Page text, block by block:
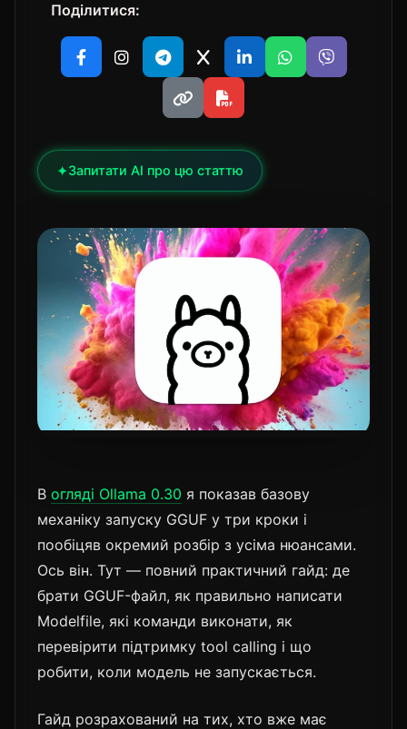
Поділитися:
✦Запитати AI про цю статтю
В огляді Ollama 0.30 я показав базову
механіку запуску GGUF у три кроки і
пообіцяв окремий розбір з усіма нюансами.
Ось він. Тут — повний практичний гайд: де
брати GGUF-файл, як правильно написати
Modelfile, які команди виконати, як
перевірити підтримку tool calling і що
робити, коли модель не запускається.
Гайд розрахований на тих, хто вже має